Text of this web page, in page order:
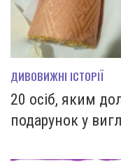
ДИВОВИЖНІ ІСТОРІЇ
20 осіб, яким
подарунок у